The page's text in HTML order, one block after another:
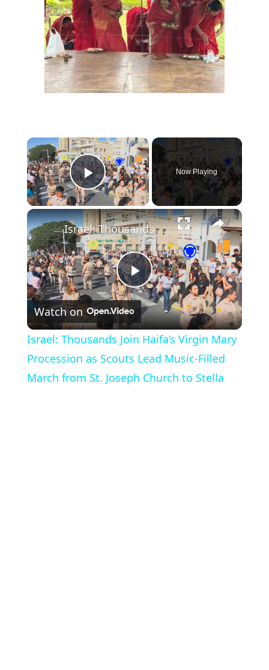
×
Play Video
Now Playing
×
Play
Video
Israel: Thousands Join Haifa’s Virgin Mary Procession as Scouts Lead Music‑Filled March from St. Joseph Church to Stella
Watch on
Israel: Thousands Join Haifa’s Virgin Mary
Procession as Scouts Lead Music‑Filled
March from St. Joseph Church to Stella